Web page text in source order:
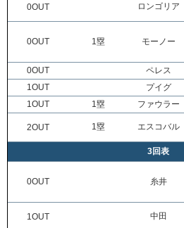
0OUT ロンゴリア
0OUT 1塁 モーノー
0OUT
ペレス
1OUT
プイグ
1OUT
1塁 ファウラー
2OUT 1塁 エスコバル
3回表
0OUT 糸井
1OUT 中田